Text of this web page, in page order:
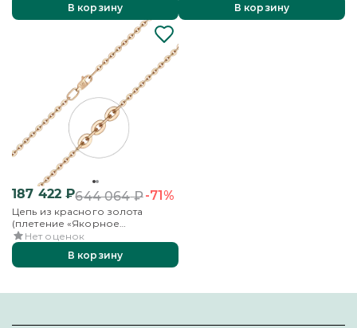
В корзину
В корзину
187 422 ₽644 064₽-71%
Цепь из красного золота
(плетение «Якорное
бриллиантовое»)
Нет оценок
В корзину